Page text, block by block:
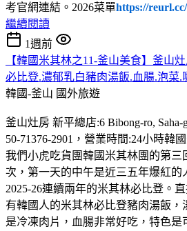
考官網連結。2026菜單https://
繼續閱讀
1週前
【韓國米其林之11-釜山美食】釜山
必比登.濃郁乳白豬肉湯飯.血腸.泡菜.
韓國-釜山 國外旅遊
釜山灶房 新平總店:6 Bibong-ro, Saha-
50-71376-2901，營業時間:24小時韓
我們小虎吃貨團韓國米其林團的第三
次，第一天的中午是近三五年爆紅的
2025-26連續兩年的米其林必比登。
有韓國人的米其林必比登豬肉湯飯
是冷凍肉片，血腸非常好吃，特色是